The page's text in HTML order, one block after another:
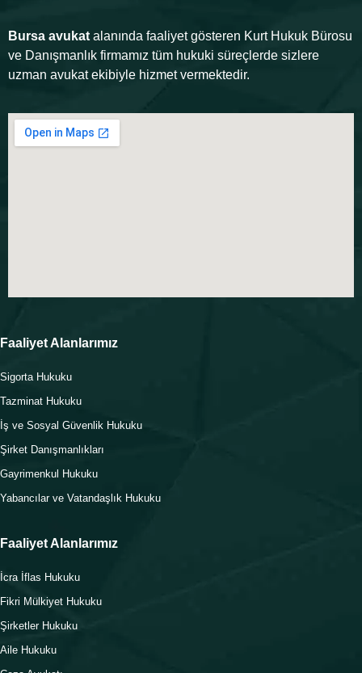
Bursa avukatalanında faaliyet gösteren Kurt Hukuk Bürosu
ve Danışmanlık firmamız tüm hukuki süreçlerde sizlere
uzman avukat ekibiyle hizmet vermektedir.
Faaliyet Alanlarımız
Sigorta Hukuku
Tazminat Hukuku
İş ve Sosyal Güvenlik Hukuku
Şirket Danışmanlıkları
Gayrimenkul Hukuku
Yabancılar ve Vatandaşlık Hukuku
Faaliyet Alanlarımız
İcra İflas Hukuku
Fikri Mülkiyet Hukuku
Şirketler Hukuku
Aile Hukuku